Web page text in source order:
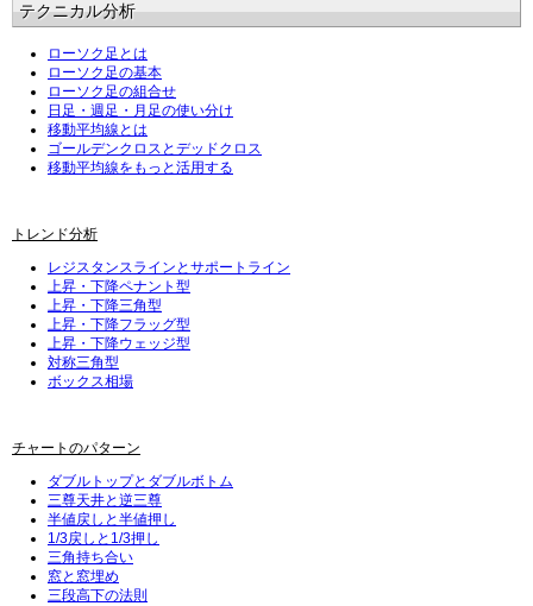
テクニカル分析
ローソク足とは
ローソク足の基本
ローソク足の組合せ
日足・週足・月足の使い分け
移動平均線とは
ゴールデンクロスとデッドクロス
移動平均線をもっと活用する
トレンド分析
レジスタンスラインとサポートライン
上昇・下降ペナント型
上昇・下降三角型
上昇・下降フラッグ型
上昇・下降ウェッジ型
対称三角型
ボックス相場
チャートのパターン
ダブルトップとダブルボトム
三尊天井と逆三尊
半値戻しと半値押し
1/3戻しと1/3押し
三角持ち合い
窓と窓埋め
三段高下の法則